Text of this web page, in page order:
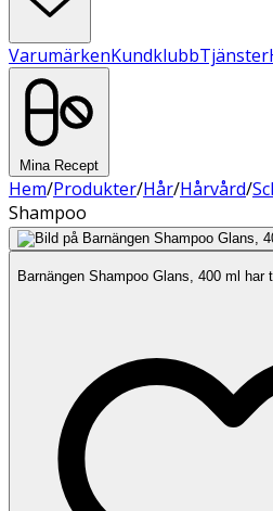
VarumärkenKundklubbTjänster
Mina Recept
Hem/Produkter/Hår/Hårvård/
Shampoo
Barnängen Shampoo Glans, 400 ml